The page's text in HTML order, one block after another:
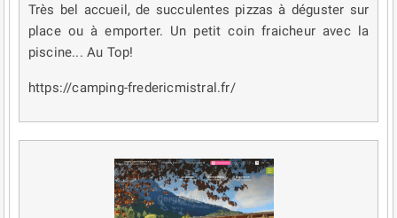
Très bel accueil, de succulentes pizzas à déguster sur
place ou à emporter. Un petit coin fraicheur avec la
piscine... Au Top!
https://camping-fredericmistral.fr/